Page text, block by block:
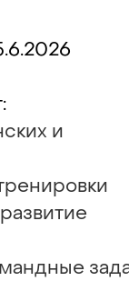
и